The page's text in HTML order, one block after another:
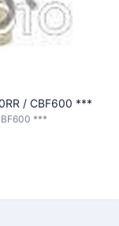
/ CBF600 ***
***